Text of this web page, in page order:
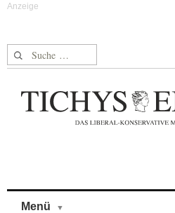
Suche nach:
Menü